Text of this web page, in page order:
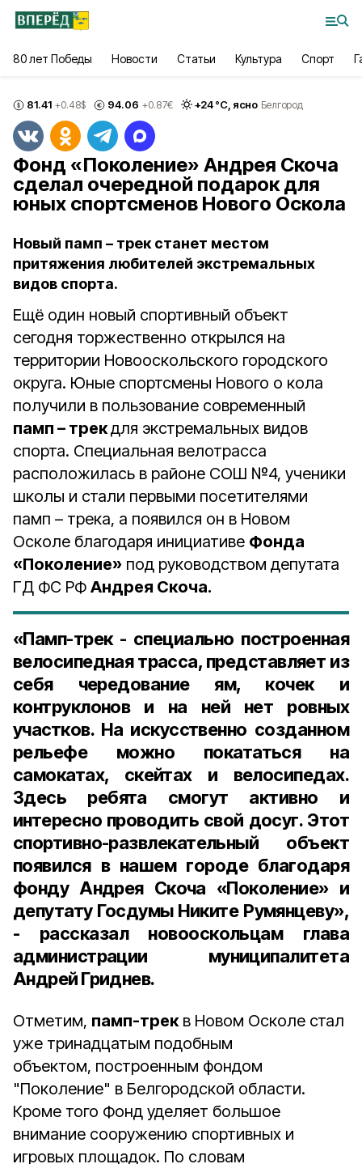
80 лет Победы Новости Статьи Культура Спорт
81.41 +0.48$ 94.06 +0.87€ +24°С, ясно Белгород
Фонд «Поколение» Андрея Скоча
сделал очередной подарок для
юных спортсменов Нового Оскола
Новый памп – трек станет местом
притяжения любителей экстремальных
видов спорта.
Ещё один новый спортивный объект
сегодня торжественно открылся на
территории Новооскольского городского
округа. Юные спортсмены Нового о кола
получили в пользование современный
памп – трекдля экстремальных видов
спорта. Специальная велотрасса
расположилась в районе СОШ №4, ученики
школы и стали первыми посетителями
памп – трека, а появился он в Новом
Осколе благодаря инициативе Фонда
«Поколение» под руководством депутата
ГД ФС РФ Андрея Скоча.
«Памп-трек - специально построенная
велосипедная трасса, представляет из
себя чередование ям, кочек и
контруклонов и на ней нет ровных
участков. На искусственно созданном
рельефе можно покататься на
самокатах, скейтах и велосипедах.
Здесь ребята смогут активно и
интересно проводить свой досуг. Этот
спортивно-развлекательный объект
появился в нашем городе благодаря
фонду Андрея Скоча «Поколение» и
депутату Госдумы Никите Румянцеву»,
- рассказал новооскольцам глава
администрации муниципалитета
Андрей Гриднев.
Отметим, памп-трекв Новом Осколе стал
уже тринадцатым подобным
объектом, построенным фондом
"Поколение" в Белгородской области.
Кроме того Фонд уделяет большое
внимание сооружению спортивных и
игровых площадок. По словам